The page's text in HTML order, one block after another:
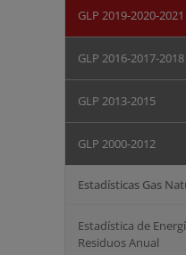
GLP 2019-2020-2021
GLP 2016-2017-2018
GLP 2013-2015
GLP 2000-2012
Estadísticas Gas
Estadística de
Residuos Anual